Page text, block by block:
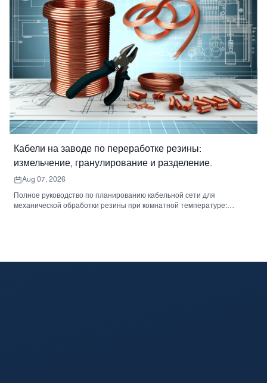
Кабели на заводе по переработке резины:
измельчение, гранулирование и разделение.
Aug 07, 2026
Полное руководство по планированию кабельной сети для
механической обработки резины при комнатной температуре: